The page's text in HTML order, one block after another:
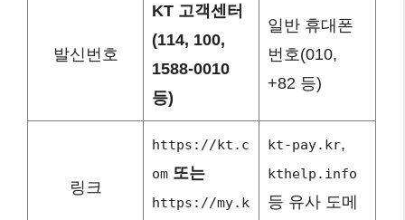
발신번호
KT 고객센터
(114, 100,
1588-0010
등)
일반 휴대폰
번호(010,
+82 등)
링크
https://kt.c
om 또는
https://my.k
kt-pay.kr,
kthelp.info
등 유사 도메